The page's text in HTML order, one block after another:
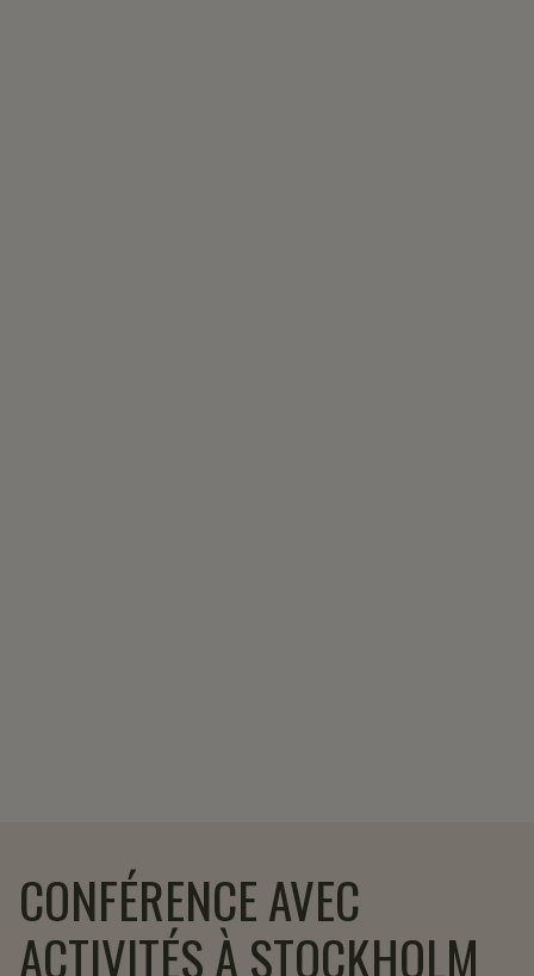
CONFÉRENCE AVEC
ACTIVITÉS À STOCKHOLM